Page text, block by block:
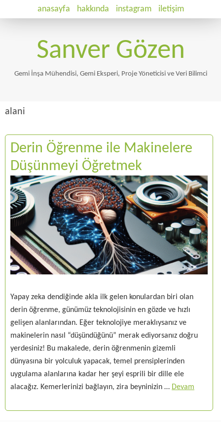
anasayfa hakkında instagram iletişim
Sanver Gözen
Gemi İnşa Mühendisi, Gemi Eksperi, Proje Yöneticisi ve Veri Bilimci
alani
Derin Öğrenme ile Makinelere
Düşünmeyi Öğretmek
Yapay zeka dendiğinde akla ilk gelen konulardan biri olan
derin öğrenme, günümüz teknolojisinin en gözde ve hızlı
gelişen alanlarından. Eğer teknolojiye meraklıysanız ve
makinelerin nasıl “düşündüğünü” merak ediyorsanız doğru
yerdesiniz! Bu makalede, derin öğrenmenin gizemli
dünyasına bir yolculuk yapacak, temel prensiplerinden
uygulama alanlarına kadar her şeyi esprili bir dille ele
alacağız. Kemerlerinizi bağlayın, zira beyninizin … Devam